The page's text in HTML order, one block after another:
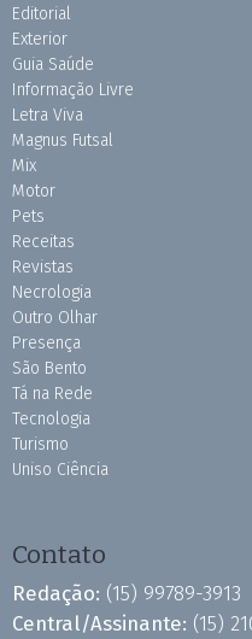
Editorial
Exterior
Guia Saúde
Informação Livre
Letra Viva
Magnus Futsal
Mix
Motor
Pets
Receitas
Revistas
Necrologia
Outro Olhar
Presença
São Bento
Tá na Rede
Tecnologia
Turismo
Uniso Ciência
Contato
Redação: (15) 99789-3913
Central/Assinante: (15)